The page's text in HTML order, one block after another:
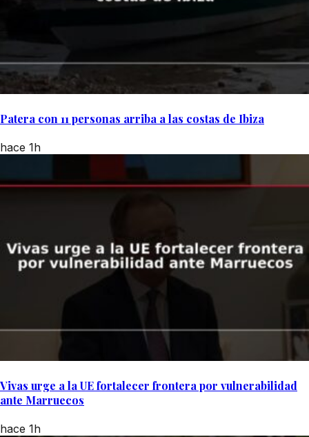
Patera con 11 personas arriba a las costas de Ibiza
hace 1h
Vivas urge a la UE fortalecer frontera por vulnerabilidad
ante Marruecos
hace 1h